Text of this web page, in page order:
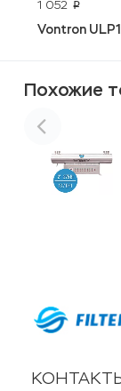
1 052 p
Vontron
Похожие